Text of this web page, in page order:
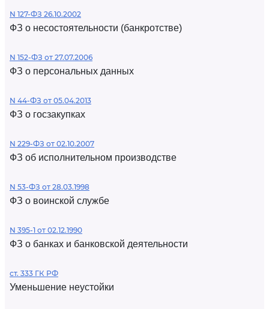
N 127-ФЗ 26.10.2002
ФЗ о несостоятельности (банкротстве)
N 152-ФЗ от 27.07.2006
ФЗ о персональных данных
N 44-ФЗ от 05.04.2013
ФЗ о госзакупках
N 229-ФЗ от 02.10.2007
ФЗ об исполнительном производстве
N 53-ФЗ от 28.03.1998
ФЗ о воинской службе
N 395-1 от 02.12.1990
ФЗ о банках и банковской деятельности
ст. 333 ГК РФ
Уменьшение неустойки